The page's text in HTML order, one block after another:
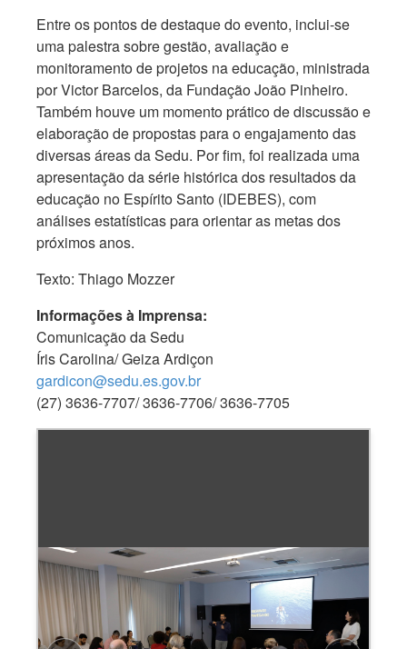
Entre os pontos de destaque do evento, inclui-se
uma palestra sobre gestão, avaliação e
monitoramento de projetos na educação, ministrada
por Victor Barcelos, da Fundação João Pinheiro.
Também houve um momento prático de discussão e
elaboração de propostas para o engajamento das
diversas áreas da Sedu. Por fim, foi realizada uma
apresentação da série histórica dos resultados da
educação no Espírito Santo (IDEBES), com
análises estatísticas para orientar as metas dos
próximos anos.
Texto: Thiago Mozzer
Informações à Imprensa:
Comunicação da Sedu
Íris Carolina/ Geiza Ardiçon
gardicon@sedu.es.gov.br
(27) 3636-7707/ 3636-7706/ 3636-7705